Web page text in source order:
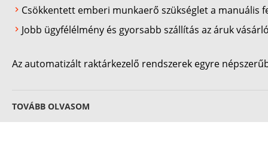
Csökkentett emberi munkaerő szükséglet a manuális
Jobb ügyfélélmény és gyorsabb szállítás az áruk
Az automatizált raktárkezelő rendszerek egyre
TOVÁBB OLVASOM